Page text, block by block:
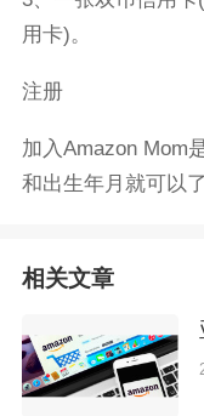
用卡)。
注册
加入Amazon Mom
和出生年月就可以
相关文章